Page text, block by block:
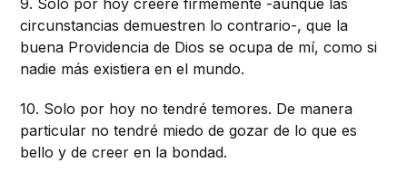
9. Solo por hoy creeré firmemente -aunque las
circunstancias demuestren lo contrario-, que la
buena Providencia de Dios se ocupa de mí, como si
nadie más existiera en el mundo.
10. Solo por hoy no tendré temores. De manera
particular no tendré miedo de gozar de lo que es
bello y de creer en la bondad.